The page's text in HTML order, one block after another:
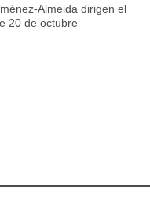
Almeida dirigen el
20 de octubre